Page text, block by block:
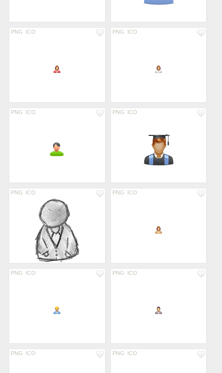
PNG ICO PNG ICO
PNG ICO PNG ICO
PNG ICO PNG ICO
PNG ICO PNG ICO
PNG ICO PNG ICO